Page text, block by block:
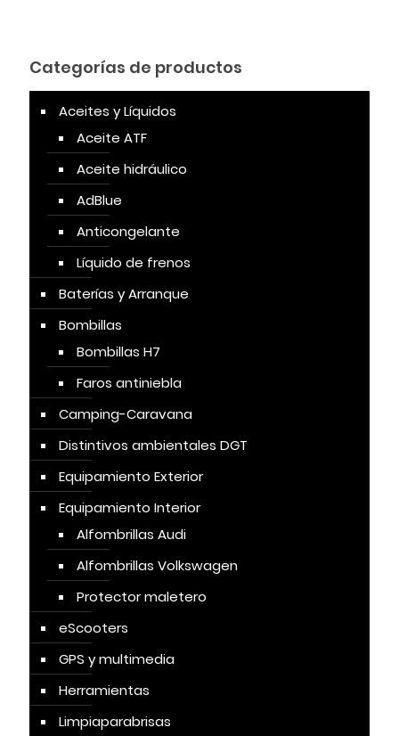
Categorías de productos
Aceites y Líquidos
Aceite ATF
Aceite hidráulico
AdBlue
Anticongelante
Líquido de frenos
Baterías y Arranque
Bombillas
Bombillas H7
Faros antiniebla
Camping-Caravana
Distintivos ambientales DGT
Equipamiento Exterior
Equipamiento Interior
Alfombrillas Audi
Alfombrillas Volkswagen
Protector maletero
eScooters
GPS y multimedia
Herramientas
Limpiaparabrisas